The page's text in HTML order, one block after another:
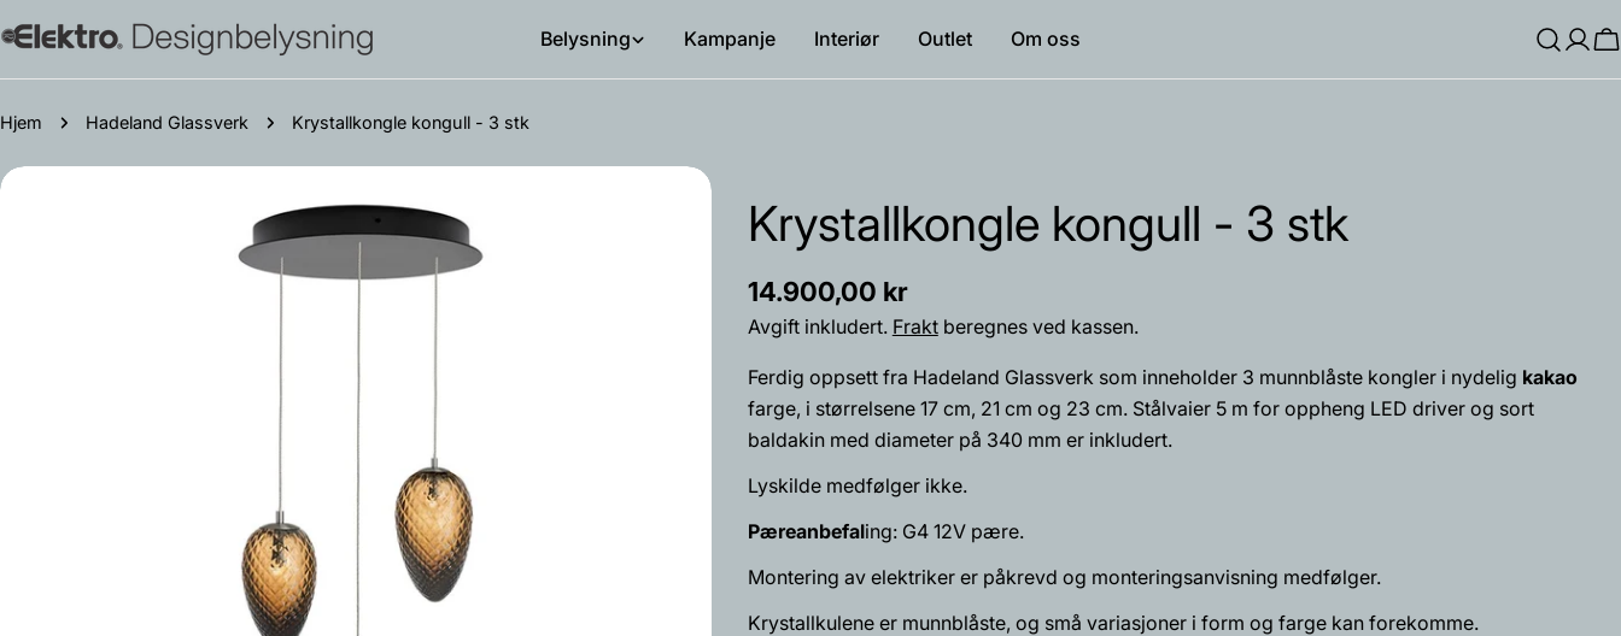
til
innholdet
Belysning Kampanje Interiør Outlet Om oss
Inn
Hjem Hadeland Glassverk Krystallkongle kongull - 3 stk
Gå
Krystallkongle kongull - 3 stk
Vanlig
pris
14.900,00 kr
Avgift inkludert. Fraktberegnes ved kassen.
Ferdig oppsett fra Hadeland Glassverk som inneholder 3 munnblåste kongler i nydelig kakao
farge, i størrelsene 17 cm, 21 cm og 23 cm. Stålvaier 5 m for oppheng LED driver og sort
baldakin med diameter på 340 mm er inkludert.
Lyskilde medfølger ikke.
Pæreanbefaling: G4 12V pære.
Montering av elektriker er påkrevd og monteringsanvisning medfølger.
Krystallkulene er munnblåste, og små variasjoner i form og farge kan forekomme.
Dele
Del
Facebook
Del
X
Fest
Pinterest
ditt
Din
epost
beskjed